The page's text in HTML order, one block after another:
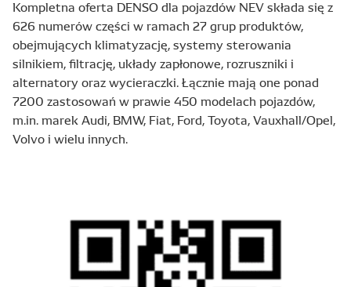
Kompletna oferta DENSO dla pojazdów NEV składa się z
626 numerów części w ramach 27 grup produktów,
obejmujących klimatyzację, systemy sterowania
silnikiem, filtrację, układy zapłonowe, rozruszniki i
alternatory oraz wycieraczki. Łącznie mają one ponad
7200 zastosowań w prawie 450 modelach pojazdów,
m.in. marek Audi, BMW, Fiat, Ford, Toyota, Vauxhall/Opel,
Volvo i wielu innych.